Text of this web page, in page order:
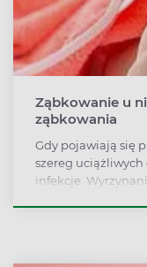
Ząbkowanie u
ząbkowania
Gdy pojawiają się
szereg
infekcje.